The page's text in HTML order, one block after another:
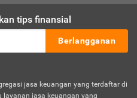
tips finansial
Berlangganan
jasa keuangan yang terdaftar di
layanan jasa keuangan yang